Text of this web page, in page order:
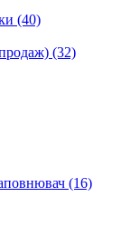
(40)
(32)
(16)